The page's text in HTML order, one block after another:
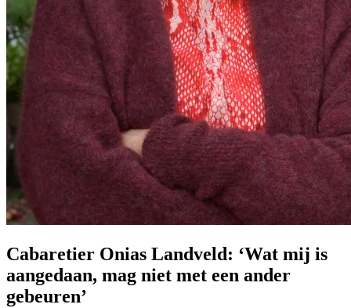
Cabaretier Onias Landveld: ‘Wat mij is
aangedaan, mag niet met een ander
gebeuren’